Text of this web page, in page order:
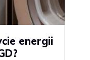
energii